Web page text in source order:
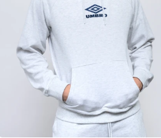
AGREGAR AL CARRITO